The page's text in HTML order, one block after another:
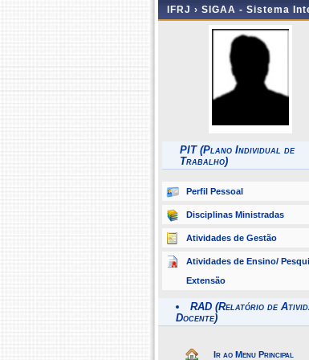
IFRJ › SIGAA - Sistema
PIT (Plano Individual de
Trabalho)
Perfil Pessoal
Disciplinas Ministradas
Atividades de Gestão
Atividades de Ensino/
Extensão
RAD (Relatório de
Docente)
Ir ao Menu Principal